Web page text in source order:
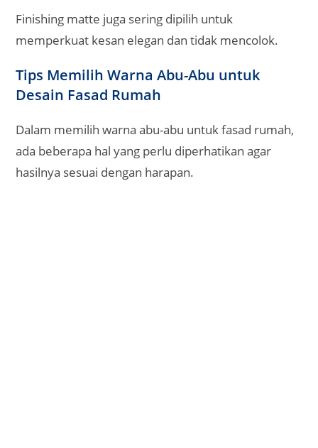
Finishing matte juga sering dipilih untuk
memperkuat kesan elegan dan tidak mencolok.
Tips Memilih Warna Abu-Abu untuk
Desain Fasad Rumah
Dalam memilih warna abu-abu untuk fasad rumah,
ada beberapa hal yang perlu diperhatikan agar
hasilnya sesuai dengan harapan.